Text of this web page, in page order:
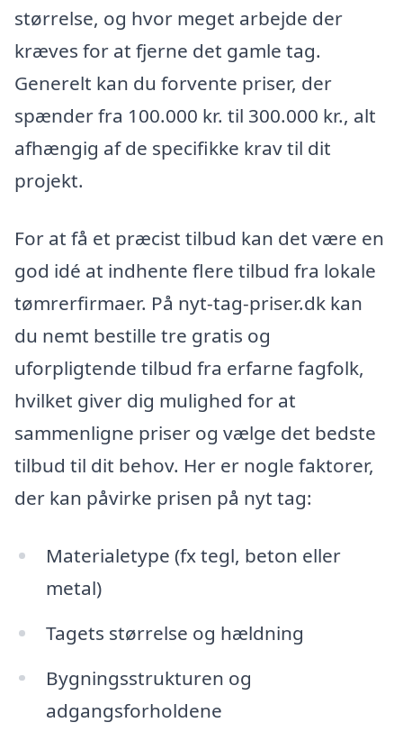
størrelse, og hvor meget arbejde der
kræves for at fjerne det gamle tag.
Generelt kan du forvente priser, der
spænder fra 100.000 kr. til 300.000 kr., alt
afhængig af de specifikke krav til dit
projekt.
For at få et præcist tilbud kan det være en
god idé at indhente flere tilbud fra lokale
tømrerfirmaer. På nyt-tag-priser.dk kan
du nemt bestille tre gratis og
uforpligtende tilbud fra erfarne fagfolk,
hvilket giver dig mulighed for at
sammenligne priser og vælge det bedste
tilbud til dit behov. Her er nogle faktorer,
der kan påvirke prisen på nyt tag:
Materialetype (fx tegl, beton eller
metal)
Tagets størrelse og hældning
Bygningsstrukturen og
adgangsforholdene